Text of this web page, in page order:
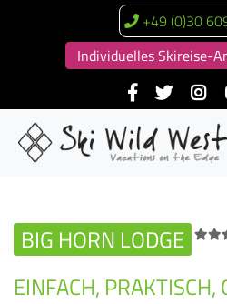
+49 (0)30
Individuelles Skireise-
BIG HORN LODGE
EINFACH, PRAKTISCH,